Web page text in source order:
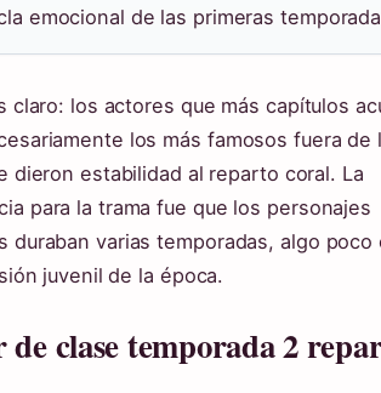
emocional de las primeras
claro: los actores que más capítulos
los más famosos fuera de
dieron estabilidad al reparto coral. La
para la trama fue que los personajes
duraban varias temporadas, algo poco
juvenil de la época.
de clase temporada 2